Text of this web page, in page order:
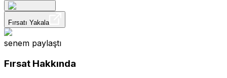
Fırsatı Yakala
senem paylaştı
Fırsat Hakkında